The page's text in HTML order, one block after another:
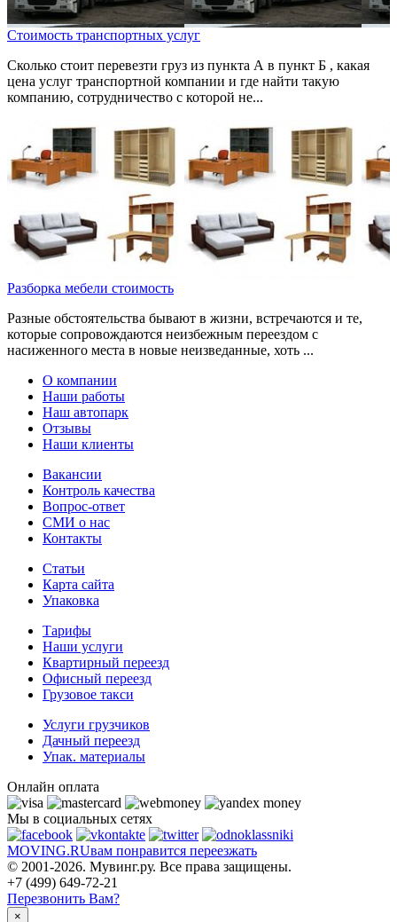
Стоимость транспортных услуг
Сколько стоит перевезти груз из пункта А в пункт Б , какая
цена услуг транспортной компании и где найти такую
компанию, сотрудничество с которой не...
Разборка мебели стоимость
Разные обстоятельства бывают в жизни, встречаются и те,
которые сопровождаются неизбежным переездом с
насиженного места в новые неизведанные, хоть ...
О компании
Наши работы
Наш автопарк
Отзывы
Наши клиенты
Вакансии
Контроль качества
Вопрос-ответ
СМИ о нас
Контакты
Статьи
Карта сайта
Упаковка
Тарифы
Наши услуги
Квартирный переезд
Офисный переезд
Грузовое такси
Услуги грузчиков
Дачный переезд
Упак. материалы
Онлайн оплата
Мы в социальных сетях
MOVING.RUвам понравится переезжать
© 2001-2026. Мувинг.ру. Все права защищены.
+7 (499) 649-72-21
Перезвонить Вам?
×